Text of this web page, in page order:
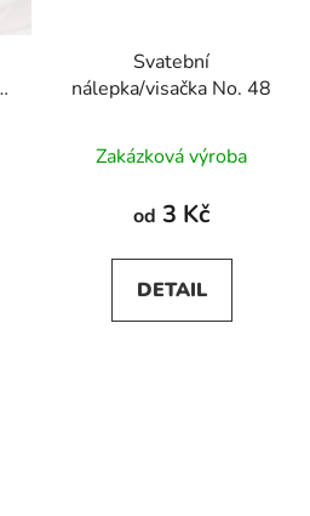
Svatební
nálepka/visačka No. 48
Zakázková výroba
od 3 Kč
DETAIL